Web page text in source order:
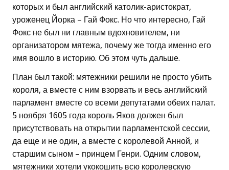
которых и был английский католик-аристократ,
уроженец Йорка – Гай Фокс. Но что интересно, Гай
Фокс не был ни главным вдохновителем, ни
организатором мятежа, почему же тогда именно его
имя вошло в историю. Об этом чуть дальше.
План был такой: мятежники решили не просто убить
короля, а вместе с ним взорвать и весь английский
парламент вместе со всеми депутатами обеих палат.
5 ноября 1605 года король Яков должен был
присутствовать на открытии парламентской сессии,
да еще и не один, а вместе с королевой Анной, и
старшим сыном – принцем Генри. Одним словом,
мятежники хотели укокошить всю королевскую